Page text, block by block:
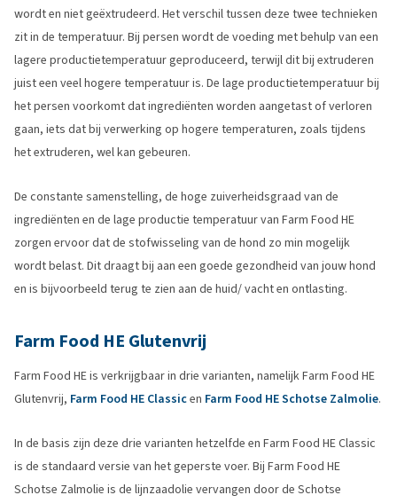
wordt en niet geëxtrudeerd. Het verschil tussen deze twee technieken
zit in de temperatuur. Bij persen wordt de voeding met behulp van een
lagere productietemperatuur geproduceerd, terwijl dit bij extruderen
juist een veel hogere temperatuur is. De lage productietemperatuur bij
het persen voorkomt dat ingrediënten worden aangetast of verloren
gaan, iets dat bij verwerking op hogere temperaturen, zoals tijdens
het extruderen, wel kan gebeuren.
De constante samenstelling, de hoge zuiverheidsgraad van de
ingrediënten en de lage productie temperatuur van Farm Food HE
zorgen ervoor dat de stofwisseling van de hond zo min mogelijk
wordt belast. Dit draagt bij aan een goede gezondheid van jouw hond
en is bijvoorbeeld terug te zien aan de huid/ vacht en ontlasting.
Farm Food HE Glutenvrij
Farm Food HE is verkrijgbaar in drie varianten, namelijk Farm Food HE
Glutenvrij, Farm Food HE Classicen Farm Food HE Schotse Zalmolie.
In de basis zijn deze drie varianten hetzelfde en Farm Food HE Classic
is de standaard versie van het geperste voer. Bij Farm Food HE
Schotse Zalmolie is de lijnzaadolie vervangen door de Schotse